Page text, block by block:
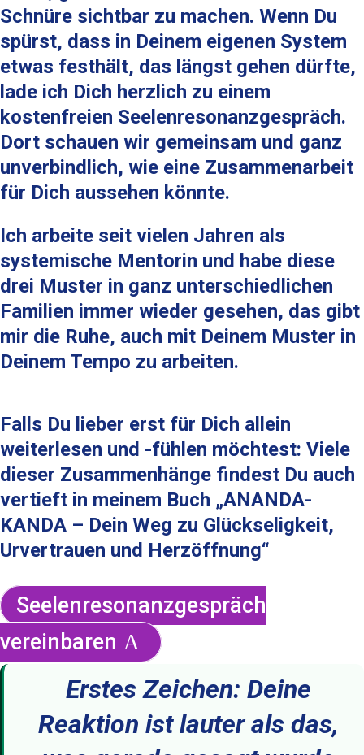
Schnüre sichtbar zu machen. Wenn Du
spürst, dass in Deinem eigenen System
etwas festhält, das längst gehen dürfte,
lade ich Dich herzlich zu einem
kostenfreien Seelenresonanzgespräch.
Dort schauen wir gemeinsam und ganz
unverbindlich, wie eine Zusammenarbeit
für Dich aussehen könnte.
Ich arbeite seit vielen Jahren als
systemische Mentorin und habe diese
drei Muster in ganz unterschiedlichen
Familien immer wieder gesehen, das gibt
mir die Ruhe, auch mit Deinem Muster in
Deinem Tempo zu arbeiten.
Falls Du lieber erst für Dich allein
weiterlesen und -fühlen möchtest: Viele
dieser Zusammenhänge findest Du auch
vertieft in meinem Buch „ANANDA-
KANDA – Dein Weg zu Glückseligkeit,
Urvertrauen und Herzöffnung“
Seelenresonanzgespräch
vereinbaren
Erstes Zeichen: Deine
Reaktion ist lauter als das,